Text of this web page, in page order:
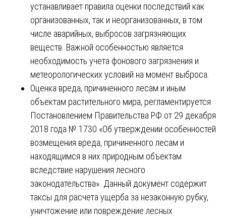
устанавливает правила оценки последствий как
организованных, так и неорганизованных, в том
числе аварийных, выбросов загрязняющих
веществ. Важной особенностью является
необходимость учета фонового загрязнения и
метеорологических условий на момент выброса.
Оценка вреда, причиненного лесам и иным
объектам растительного мира, регламентируется
Постановлением Правительства РФ от 29 декабря
2018 года № 1730 «Об утверждении особенностей
возмещения вреда, причиненного лесам и
находящимся в них природным объектам
вследствие нарушения лесного
законодательства». Данный документ содержит
таксы для расчета ущерба за незаконную рубку,
уничтожение или повреждение лесных